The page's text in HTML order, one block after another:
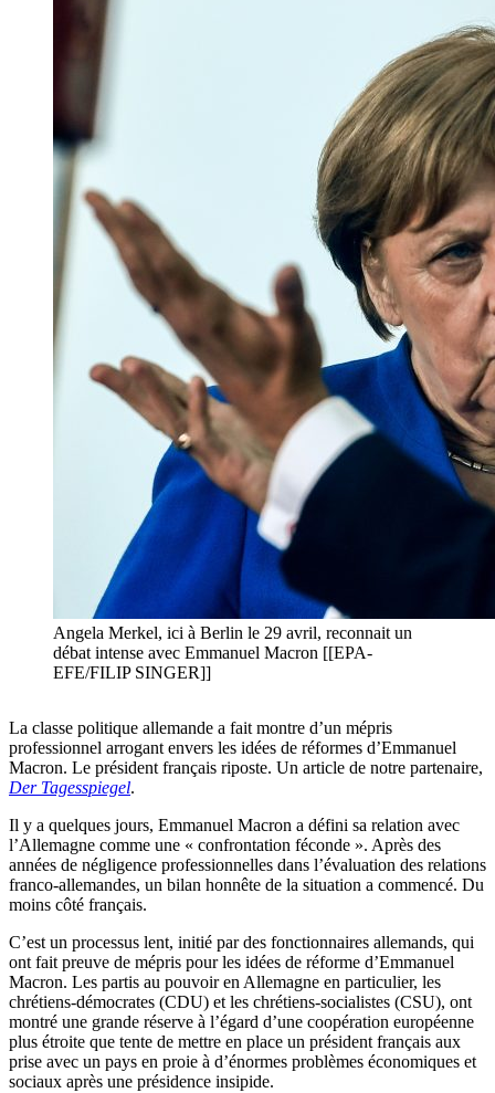
Angela Merkel, ici à Berlin le 29 avril, reconnait un
débat intense avec Emmanuel Macron [[EPA-
EFE/FILIP SINGER]]
La classe politique allemande a fait montre d’un mépris
professionnel arrogant envers les idées de réformes d’Emmanuel
Macron. Le président français riposte. Un article de notre partenaire,
Der Tagesspiegel.
Il y a quelques jours, Emmanuel Macron a défini sa relation avec
l’Allemagne comme une « confrontation féconde ». Après des
années de négligence professionnelles dans l’évaluation des relations
franco-allemandes, un bilan honnête de la situation a commencé. Du
moins côté français.
C’est un processus lent, initié par des fonctionnaires allemands, qui
ont fait preuve de mépris pour les idées de réforme d’Emmanuel
Macron. Les partis au pouvoir en Allemagne en particulier, les
chrétiens-démocrates (CDU) et les chrétiens-socialistes (CSU), ont
montré une grande réserve à l’égard d’une coopération européenne
plus étroite que tente de mettre en place un président français aux
prise avec un pays en proie à d’énormes problèmes économiques et
sociaux après une présidence insipide.